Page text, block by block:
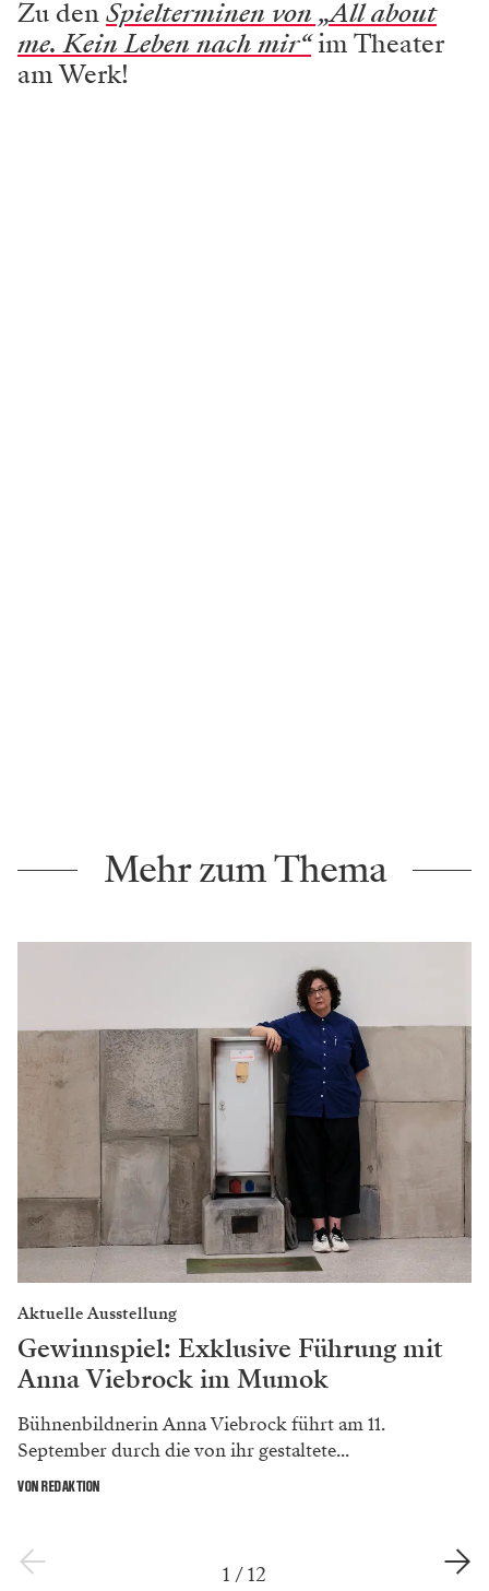
Zu denSpielterminen von „All about
me. Kein Leben nach mir“im Theater
am Werk!
Mehr zum Thema
Aktuelle Ausstellung
Gewinnspiel: Exklusive Führung mit
Anna Viebrock im Mumok
Bühnenbildnerin Anna Viebrock führt am 11.
September durch die von ihr gestaltete...
VON REDAKTION
1 /12